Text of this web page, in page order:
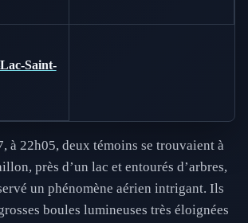
Saint-
à 22h05, deux témoins se trouvaient à
près d’un lac et entourés d’arbres,
un phénomène aérien intrigant. Ils
boules lumineuses très éloignées